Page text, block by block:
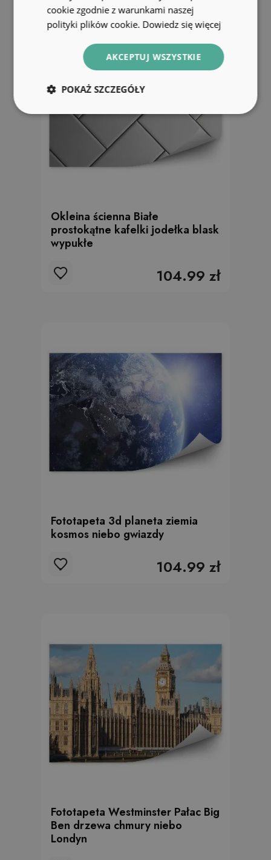
Okleina ścienna Białe
prostokątne kafelki jodełka blask
wypukłe
104.99 zł
Fototapeta 3d planeta ziemia
kosmos niebo gwiazdy
104.99 zł
Fototapeta Westminster Pałac Big
Ben drzewa chmury niebo
Londyn
cookie zgodnie z warunkami naszej
polityki plików cookie. Dowiedz się więcej
AKCEPTUJ WSZYSTKIE
POKAŻ SZCZEGÓŁY